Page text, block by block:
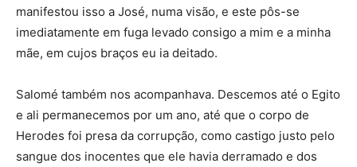
manifestou isso a José, numa visão, e este pôs-se
imediatamente em fuga levado consigo a mim e a minha
mãe, em cujos braços eu ia deitado.
Salomé também nos acompanhava. Descemos até o Egito
e ali permanecemos por um ano, até que o corpo de
Herodes foi presa da corrupção, como castigo justo pelo
sangue dos inocentes que ele havia derramado e dos